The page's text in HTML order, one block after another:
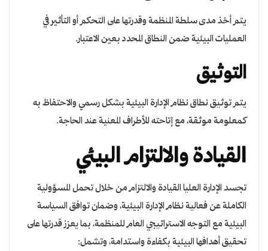
يتم أخذ مدى سلطة المنظمة وقدرتها على التحكم أو التأثير في
العمليات البيئية ضمن النطاق المحدد بعين الاعتبار.
التوثيق
يتم توثيق نطاق نظام الإدارة البيئية بشكل رسمي والاحتفاظ به
كمعلومة موثقة، مع إتاحته للأطراف المعنية عند الحاجة.
القيادة والالتزام البيئي
تجسد الإدارة العليا القيادة والالتزام من خلال تحمل المسؤولية
الكاملة عن فعالية نظام الإدارة البيئية، وضمان توافق السياسة
البيئية مع التوجه الاستراتيجي العام للمنظمة، بما يعزز قدرتها على
تحقيق أهدافها البيئية بكفاءة واستدامة، وتشمل: